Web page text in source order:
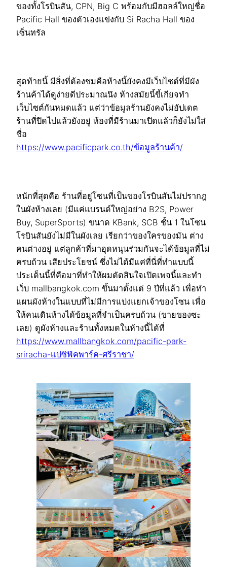
ของทั้งโรบินสัน, CPN, Big C พร้อมกับมีฮอลล์ใหญ่ชื่อ
Pacific Hall ของตัวเองแข่งกับ Si Racha Hall ของ
เซ็นทรัล
สุดท้ายนี้ มีสิ่งที่ต้องชมคือห้างนี้ยังคงมีเว็บไซต์ที่มีผัง
ร้านค้าได้ดูง่ายดีประมาณนึง ห้างสมัยนี้ขี้เกียจทำ
เว็บไซต์กันหมดแล้ว แต่ว่าข้อมูลร้านยังคงไม่อัปเดต
ร้านที่ปิดไปแล้วยังอยู่ ห้องที่มีร้านมาเปิดแล้วก็ยังไม่ใส่
ชื่อ
https://www.pacificpark.co.th/ข้อมูลร้านค้า/
หนักที่สุดคือ ร้านที่อยู่โซนที่เป็นของโรบินสันไม่ปรากฎ
ในผังห้างเลย (มีแค่แบรนด์ใหญ่อย่าง B2S, Power
Buy, SuperSports) ขนาด KBank, SCB ชั้น 1 ในโซน
โรบินสันยังไม่มีในผังเลย เรียกว่าของใครของมัน ต่าง
คนต่างอยู่ แต่ลูกค้าที่มาอุดหนุนร่วมกันจะได้ข้อมูลที่ไม่
ครบถ้วน เสียประโยชน์ ซึ่งไม่ได้มีแค่ที่นี่ที่ทำแบบนี้
ประเด็นนี้ที่คือมาที่ทำให้ผมตัดสินใจเปิดเพจนี้และทำ
เว็บ mallbangkok.com ขึ้นมาตั้งแต่ 9 ปีที่แล้ว เพื่อทำ
แผนผังห้างในแบบที่ไม่มีการแบ่งแยกเจ้าของโซน เพื่อ
ให้คนเดินห้างได้ข้อมูลที่จำเป็นครบถ้วน (ขายของซะ
เลย) ดูผังห้างและร้านทั้งหมดในห้างนี้ได้ที่
https://www.mallbangkok.com/pacific-park-
sriracha-แปซิฟิคพาร์ค-ศรีราชา/